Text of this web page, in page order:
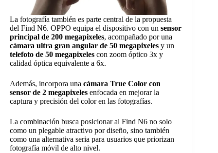
La fotografía también es parte central de la propuesta
del Find N6. OPPO equipa el dispositivo con un sensor
principal de 200 megapixeles, acompañado por una
cámara ultra gran angular de 50 megapixeles y un
telefoto de 50 megapixeles con zoom óptico 3x y
calidad óptica equivalente a 6x.
Además, incorpora una cámara True Color con
sensor de 2 megapixeles enfocada en mejorar la
captura y precisión del color en las fotografías.
La combinación busca posicionar al Find N6 no solo
como un plegable atractivo por diseño, sino también
como una alternativa seria para usuarios que priorizan
fotografía móvil de alto nivel.